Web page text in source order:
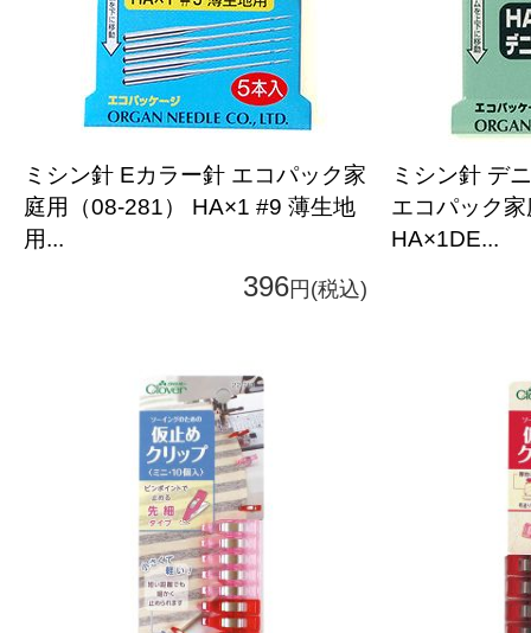
ミシン針 Eカラー針 エコパック家
庭用（08-281） HA×1 #9 薄生地
用...
396円(税込)
ミシン針 デ
エコパック
HA×1DE...